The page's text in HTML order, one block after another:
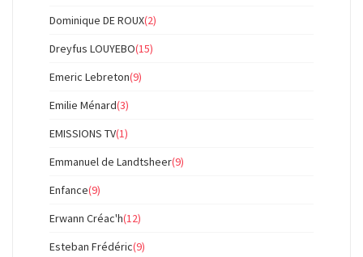
Dominique DE ROUX(2)
Dreyfus LOUYEBO(15)
Emeric Lebreton(9)
Emilie Ménard(3)
EMISSIONS TV(1)
Emmanuel de Landtsheer(9)
Enfance(9)
Erwann Créac'h(12)
Esteban Frédéric(9)